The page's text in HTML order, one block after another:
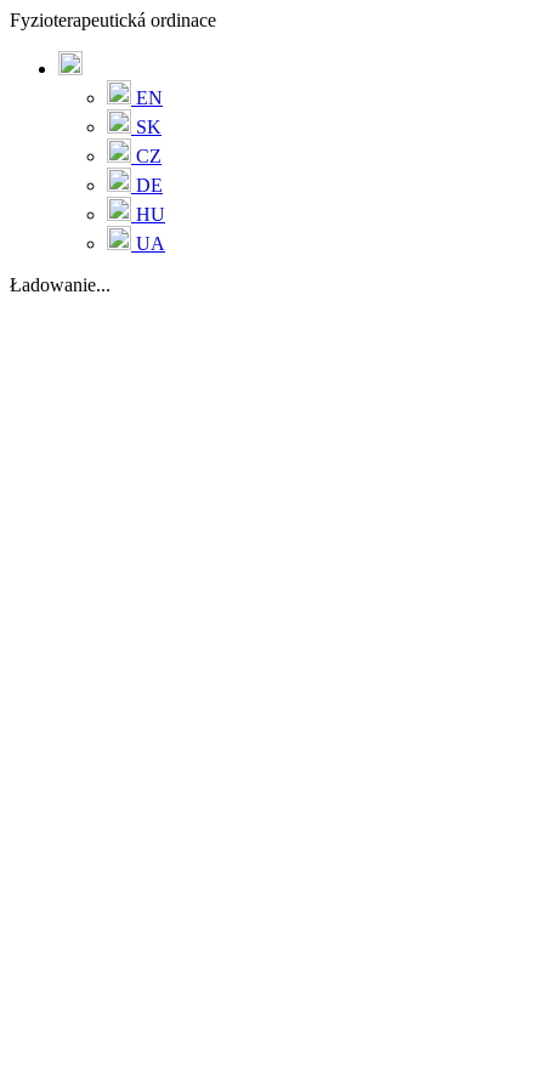
Fyzioterapeutická ordinace
EN
SK
CZ
DE
HU
UA
Ładowanie...